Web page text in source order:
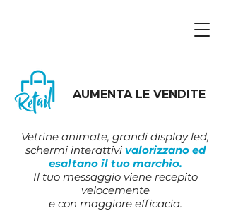
AUMENTA LE VENDITE
Vetrine animate, grandi display led,
schermi interattivi valorizzano ed
esaltano il tuo marchio.
Il tuo messaggio viene recepito
velocemente
e con maggiore efficacia.